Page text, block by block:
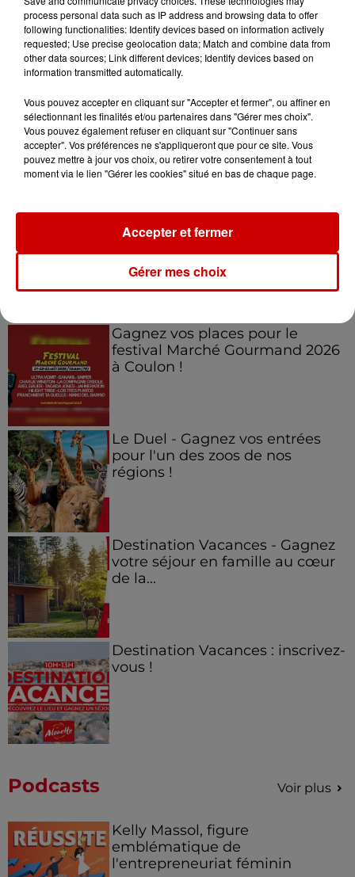
22 juin 2026
"Se qualifier pour l’épreuve des poteaux,
c’est magique" : le...
Guillaume, auto-entrepreneur en créations bois dans
le Morbihan, affronte les mythiques poteaux de Koh-
Lanta ce mardi 23 juin sur TF1. Le finaliste de la 28e...
2 3 4
Jeux Voir plus
Gagnez vos places pour le
festival Marché Gourmand 2026
à Coulon !
Le Duel - Gagnez vos entrées
pour l'un des zoos de nos
régions !
Destination Vacances - Gagnez
votre séjour en famille au cœur
de la...
Destination Vacances : inscrivez-
vous !
Podcasts Voir plus
Kelly Massol, figure
emblématique de
l'entrepreneuriat féminin
process personal data such as IP address and browsing data to offer
following functionalities: Identify devices based on information actively
requested; Use precise geolocation data; Match and combine data from
other data sources; Link different devices; Identify devices based on
information transmitted automatically.
Vous pouvez accepter en cliquant sur "Accepter et fermer", ou affiner en
sélectionnant les finalités et/ou partenaires dans "Gérer mes choix".
Vous pouvez également refuser en cliquant sur "Continuer sans
accepter". Vos préférences ne s'appliqueront que pour ce site. Vous
pouvez mettre à jour vos choix, ou retirer votre consentement à tout
moment via le lien "Gérer les cookies" situé en bas de chaque page.
Gérer mes choix
Accepter et fermer